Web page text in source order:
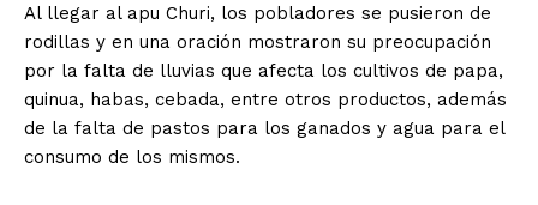
Al llegar al apu Churi, los pobladores se pusieron de
rodillas y en una oración mostraron su preocupación
por la falta de lluvias que afecta los cultivos de papa,
quinua, habas, cebada, entre otros productos, además
de la falta de pastos para los ganados y agua para el
consumo de los mismos.